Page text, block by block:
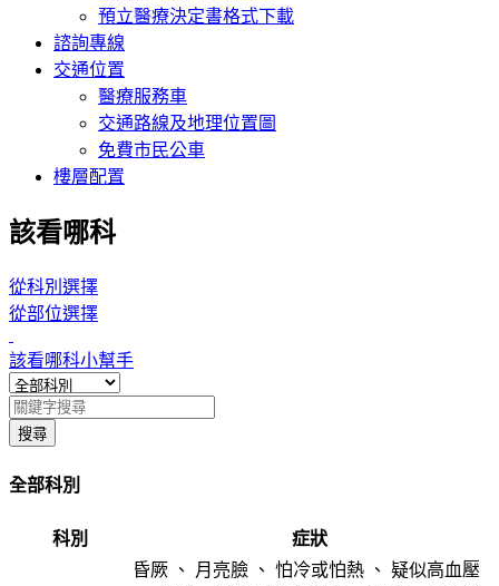
預立醫療決定書格式下載
諮詢專線
交通位置
醫療服務車
交通路線及地理位置圖
免費市民公車
樓層配置
該看哪科
從科別選擇
從部位選擇
該看哪科小幫手
搜尋
全部科別
科別 症狀
昏厥 、 月亮臉 、 怕冷或怕熱 、 疑似高血壓